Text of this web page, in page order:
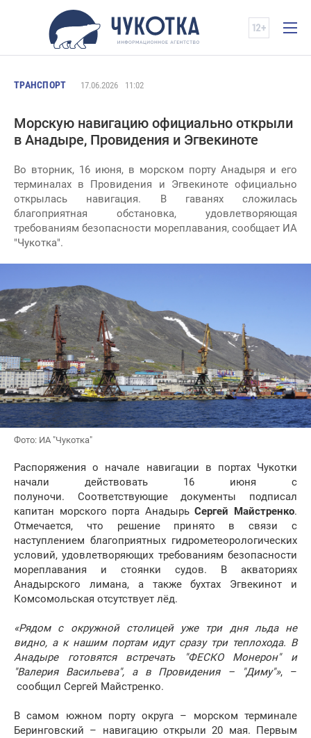
ТРАНСПОРТ 17.06.2026 11:02
Морскую навигацию официально открыли
в Анадыре, Провидения и Эгвекиноте
Во вторник, 16 июня, в морском порту Анадыря и его
терминалах в Провидения и Эгвекиноте официально
открылась навигация. В гаванях сложилась
благоприятная обстановка, удовлетворяющая
требованиям безопасности мореплавания, сообщает ИА
"Чукотка".
Фото: ИА "Чукотка"
Распоряжения о начале навигации в портах Чукотки
начали действовать 16 июня с
полуночи. Соответствующие документы подписал
капитан морского порта АнадырьСергей Майстренко.
Отмечается, что решение принято в связи с
наступлением благоприятных гидрометеорологических
условий, удовлетворяющих требованиям безопасности
мореплавания и стоянки судов. В акваториях
Анадырского лимана, а также бухтах Эгвекинот и
Комсомольская отсутствует лёд.
«Рядом с окружной столицей уже три дня льда не
видно, а к нашим портам идут сразу три теплохода. В
Анадыре готовятся встречать "ФЕСКО Монерон" и
"Валерия Васильева", а в Провидения – "Диму"», –
сообщил Сергей Майстренко.
В самом южном порту округа – морском терминале
Беринговский – навигацию открыли 20 мая. Первым